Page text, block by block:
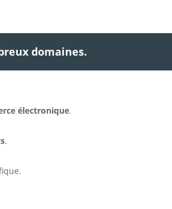
domaines.
électronique.
.